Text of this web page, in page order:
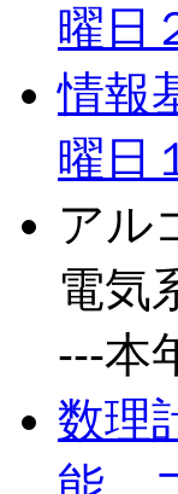
曜日
情報
曜日
アル
電気
---本
数理